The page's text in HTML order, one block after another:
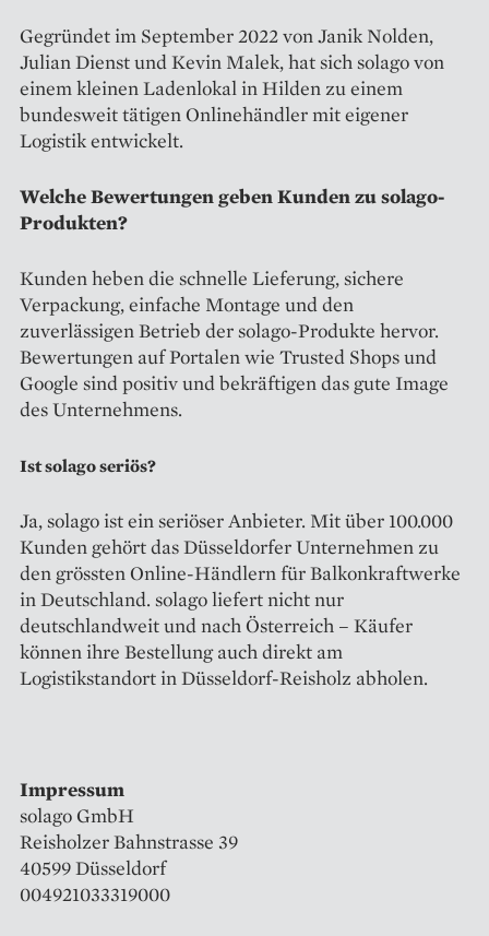
Gegründet im September 2022 von Janik Nolden,
Julian Dienst und Kevin Malek, hat sich solago von
einem kleinen Ladenlokal in Hilden zu einem
bundesweit tätigen Onlinehändler mit eigener
Logistik entwickelt.
Welche Bewertungen geben Kunden zu solago-
Produkten?
Kunden heben die schnelle Lieferung, sichere
Verpackung, einfache Montage und den
zuverlässigen Betrieb der solago-Produkte hervor.
Bewertungen auf Portalen wie Trusted Shops und
Google sind positiv und bekräftigen das gute Image
des Unternehmens.
Ist solago seriös?
Ja, solago ist ein seriöser Anbieter. Mit über 100.000
Kunden gehört das Düsseldorfer Unternehmen zu
den grössten Online-Händlern für Balkonkraftwerke
in Deutschland. solago liefert nicht nur
deutschlandweit und nach Österreich – Käufer
können ihre Bestellung auch direkt am
Logistikstandort in Düsseldorf-Reisholz abholen.
Impressum
solago GmbH
Reisholzer Bahnstrasse 39
40599 Düsseldorf
004921033319000